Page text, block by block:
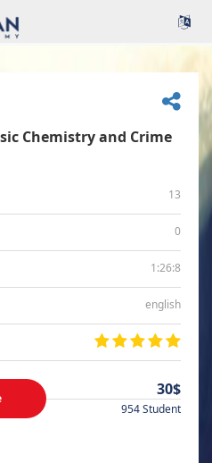
Chemistry and Crime
13
0
1:26:8
english
30$
954 Student